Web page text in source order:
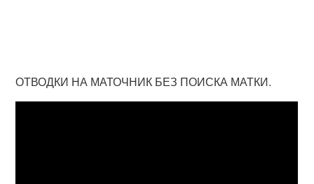
ОТВОДКИ НА МАТОЧНИК БЕЗ ПОИСКА МАТКИ.